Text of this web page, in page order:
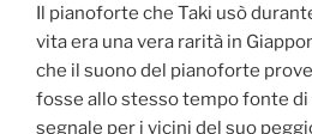
Il pianoforte che Taki usò
vita era una vera rarità in
che il suono del pianoforte
fosse allo stesso tempo fonte
segnale per i vicini del suo